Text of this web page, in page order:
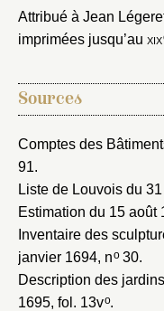
Attribué à Jean
imprimées jusqu’au xix
Sources
Comptes des
91.
Liste de Louvois du
Estimation du 15 août
Inventaire des
janvier 1694, no30.
Description des
1695, fol. 13vo.
Choix du
notice
Nom du
Valider
Nouveau
Connexion
Courriel
Mot de